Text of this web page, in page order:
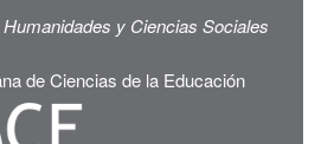
y Ciencias Sociales
de Ciencias de la Educación